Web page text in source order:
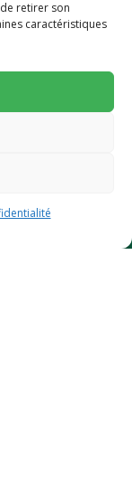
retirer son
caractéristiques
et